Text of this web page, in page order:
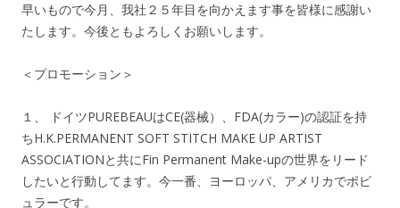
早いもので今月、我社２５年目を向かえます事を皆様に感謝い
たします。今後ともよろしくお願いします。
＜プロモーション＞
１、 ドイツPUREBEAUはCE(器械）、FDA(カラー)の認証を持
ちH.K.PERMANENT SOFT STITCH MAKE UP ARTIST
ASSOCIATIONと共にFin Permanent Make-upの世界をリード
したいと行動してます。今一番、ヨーロッパ、アメリカでポピ
ュラーです。